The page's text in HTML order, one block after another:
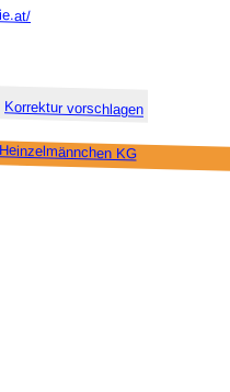
Korrektur vor­schlagen
KG